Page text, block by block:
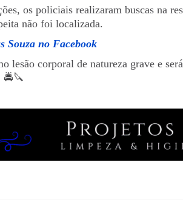
os policiais realizaram buscas na
não foi localizada.
Souza no Facebook
lesão corporal de natureza grave e
🚔🔪